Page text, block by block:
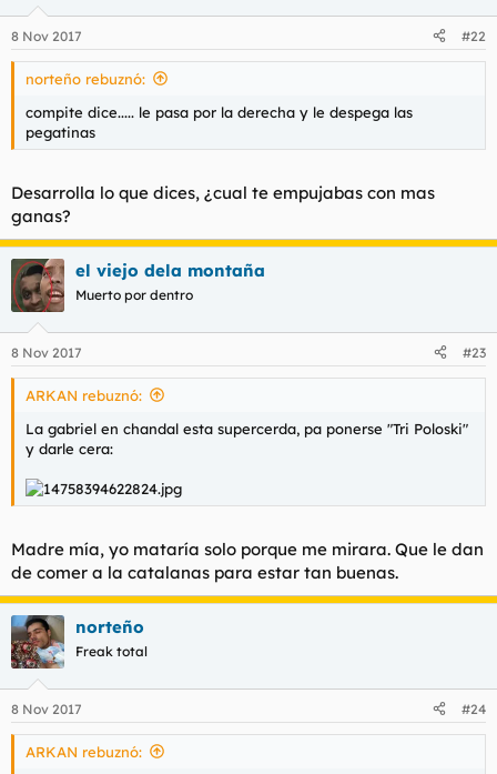
8 Nov 2017 #22
norteño rebuznó:
compite dice..... le pasa por la derecha y le despega las
pegatinas
Desarrolla lo que dices, ¿cual te empujabas con mas
ganas?
el viejo dela montaña
Muerto por dentro
8 Nov 2017 #23
ARKAN rebuznó:
La gabriel en chandal esta supercerda, pa ponerse "Tri Poloski"
y darle cera:
Madre mía, yo mataría solo porque me mirara. Que le dan
de comer a la catalanas para estar tan buenas.
norteño
Freak total
8 Nov 2017 #24
ARKAN rebuznó: